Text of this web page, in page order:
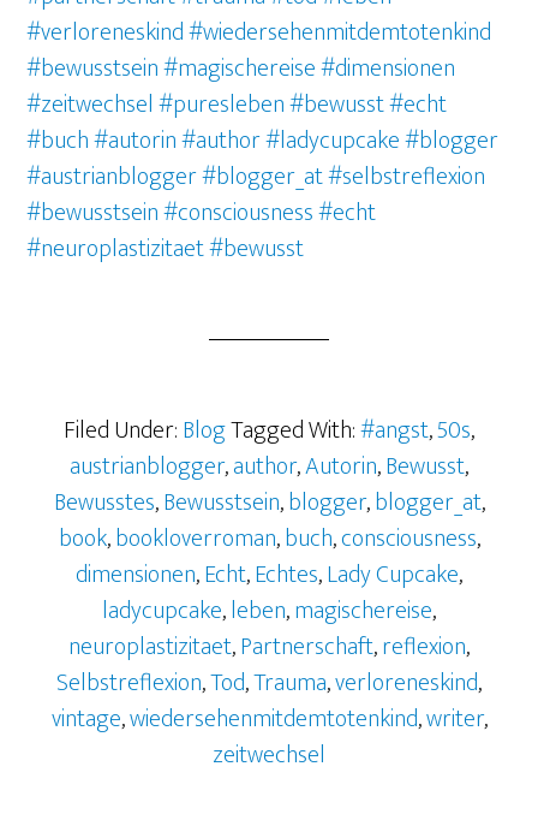
#verloreneskind #wiedersehenmitdemtotenkind
#bewusstsein #magischereise #dimensionen
#zeitwechsel #puresleben #bewusst #echt
#buch#autorin#author#ladycupcake#blogger
#austrianblogger#blogger_at#selbstreflexion
#bewusstsein#consciousness#echt
#neuroplastizitaet #bewusst
Filed Under:BlogTagged With:#angst,50s,
austrianblogger,author,Autorin,Bewusst,
Bewusstes,Bewusstsein,blogger,blogger_at,
book,bookloverroman,buch,consciousness,
dimensionen,Echt,Echtes,Lady Cupcake,
ladycupcake,leben,magischereise,
neuroplastizitaet,Partnerschaft,reflexion,
Selbstreflexion,Tod,Trauma,verloreneskind,
vintage,wiedersehenmitdemtotenkind,writer,
zeitwechsel